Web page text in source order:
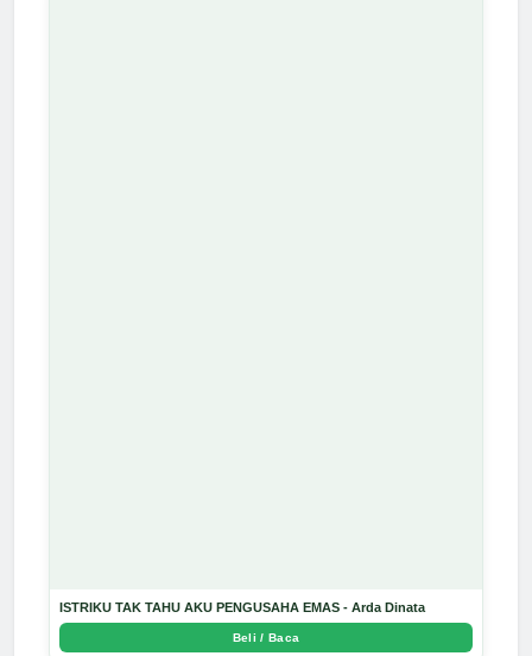
ISTRIKU TAK TAHU AKU PENGUSAHA EMAS - Arda Dinata
Beli / Baca